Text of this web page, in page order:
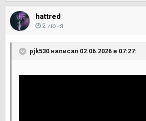
hattred
2 июня
pjk530 написал 02.06.2026 в 07:27: